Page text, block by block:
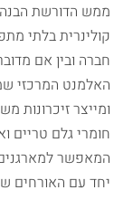
ממש הדורשת
קולינרית בלתי
חברה ובין אם
האלמנט המרכזי
ומייצר זיכרונות
חומרי גלם טריים
המאפשר למארגנים
יחד עם האורחים